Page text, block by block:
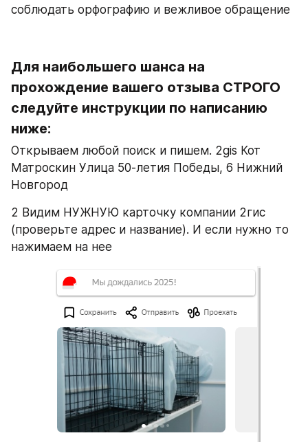
соблюдать орфографию и вежливое обращение
Для наибольшего шанса на
прохождение вашего отзыва СТРОГО
следуйте инструкции по написанию
ниже:
Открываем любой поиск и пишем. 2gis Кот
Матроскин Улица 50-летия Победы, 6 Нижний
Новгород
2 Видим НУЖНУЮ карточку компании 2гис
(проверьте адрес и название). И если нужно то
нажимаем на нее